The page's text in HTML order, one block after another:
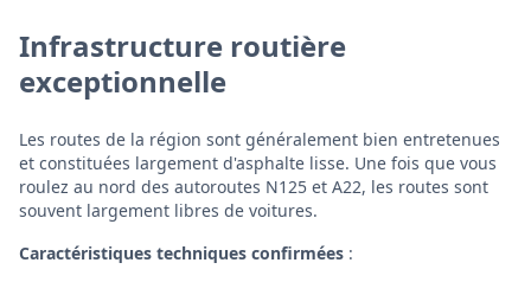
Infrastructure routière
exceptionnelle
Les routes de la région sont généralement bien entretenues
et constituées largement d'asphalte lisse. Une fois que vous
roulez au nord des autoroutes N125 et A22, les routes sont
souvent largement libres de voitures.
Caractéristiques techniques confirmées :